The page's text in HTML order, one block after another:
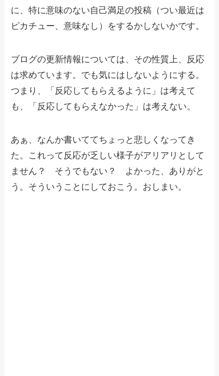
に、特に意味のない自己満足の投稿（つい最近は
ピカチュー、意味なし）をするかしないかです。
ブログの更新情報については、その性質上、反応
は求めています。でも気にはしないようにする。
つまり、「反応してもらえるように」は考えて
も、「反応してもらえなかった」は考えない。
あぁ、なんか書いててちょっと悲しくなってき
た。これって反応が乏しい様子がアリアリとして
ません？ そうでもない？ よかった、ありがと
う。そういうことにしておこう。おしまい。